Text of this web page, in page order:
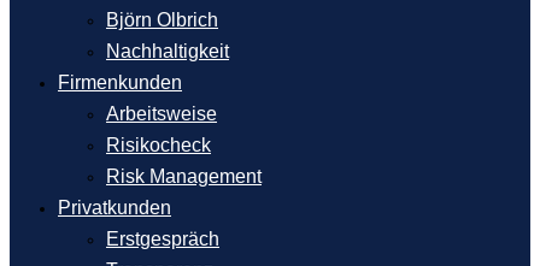
Björn Olbrich
Nachhaltigkeit
Firmenkunden
Arbeitsweise
Risikocheck
Risk Management
Privatkunden
Erstgespräch